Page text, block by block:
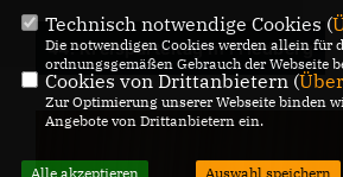
44. Kreisparteitag in Friedberg
Technisch notwendige Cookies (
Die notwendigen Cookies werden allein für
ordnungsgemäßen Gebrauch der Webseite
Cookies von Drittanbietern (
Zur Optimierung unserer Webseite binden
Angebote von Drittanbietern ein.
Alle akzeptieren Auswahl speichern